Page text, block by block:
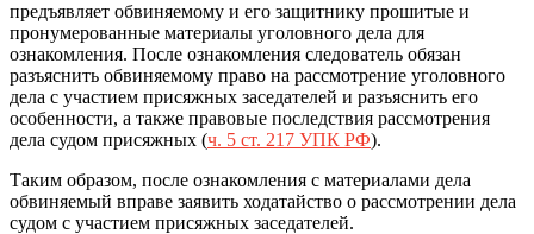
предъявляет обвиняемому и его защитнику прошитые и
пронумерованные материалы уголовного дела для
ознакомления. После ознакомления следователь обязан
разъяснить обвиняемому право на рассмотрение уголовного
дела с участием присяжных заседателей и разъяснить его
особенности, а также правовые последствия рассмотрения
дела судом присяжных (ч. 5 ст. 217 УПК РФ).
Таким образом, после ознакомления с материалами дела
обвиняемый вправе заявить ходатайство о рассмотрении дела
судом с участием присяжных заседателей.